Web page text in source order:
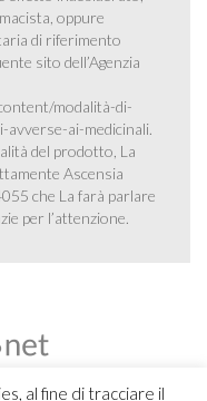
al fine di tracciare il
oppure
di riferimento
sito dell’Agenzia
modalità-di-
avverse-ai-medicinali.
del prodotto, La
Ascensia
che La farà parlare
per l’attenzione.